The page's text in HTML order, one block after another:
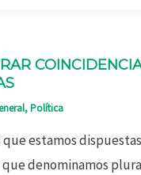
,Política
que estamos
denominamos